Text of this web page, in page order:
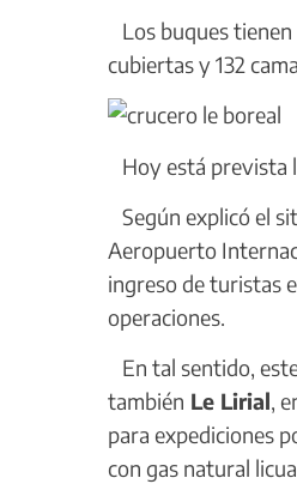
Los buques
cubiertas y 132
Hoy está prevista
Según explicó el
Aeropuerto
ingreso de turistas
operaciones.
En tal sentido,
también Le Lirial,
para expediciones
con gas natural